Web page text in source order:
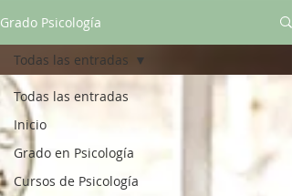
Grado Psicología
Todas las entradas
Inicio
Grado en Psicología
Cursos de Psicología
Todas las entradas